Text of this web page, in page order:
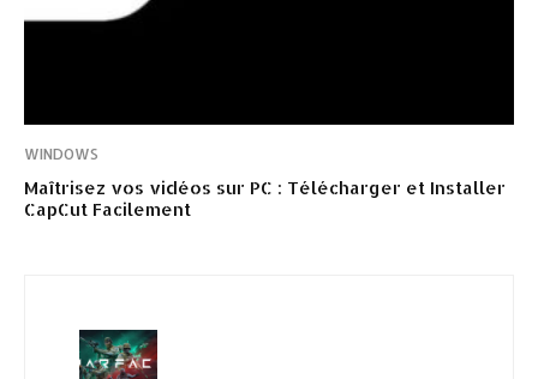
WINDOWS
Maîtrisez vos vidéos sur PC : Télécharger et Installer
CapCut Facilement